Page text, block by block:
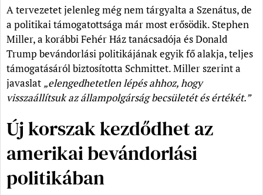
A tervezetet jelenleg még nem tárgyalta a Szenátus, de
a politikai támogatottsága már most erősödik. Stephen
Miller, a korábbi Fehér Ház tanácsadója és Donald
Trump bevándorlási politikájának egyik fő alakja, teljes
támogatásáról biztosította Schmittet. Miller szerint a
javaslat „elengedhetetlen lépés ahhoz, hogy
visszaállítsuk az állampolgárság becsületét és értékét.”
Új korszak kezdődhet az
amerikai bevándorlási
politikában